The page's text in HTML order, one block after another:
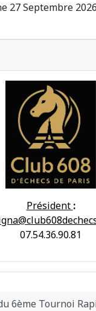
27 Septembre
Président :
07.54.36.90.81
6ème Tournoi